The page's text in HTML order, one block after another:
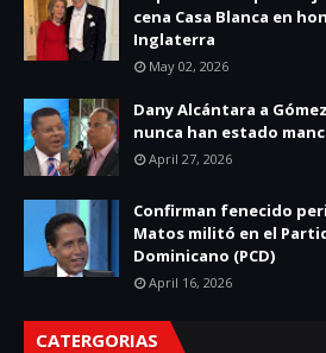
cena Casa Blanca en
Inglaterra
May 02, 2026
Dany Alcántara a
nunca han estado
April 27, 2026
Confirman fenecido
Matos militó en el
Dominicano (PCD)
April 16, 2026
CATERGORIAS